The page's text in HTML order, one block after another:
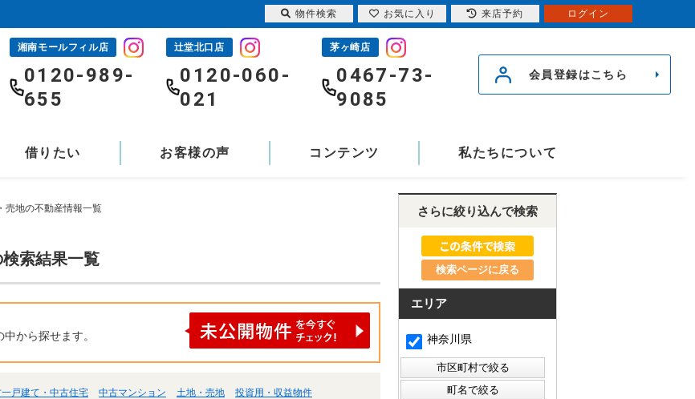
湘南モールフィル店
0120-989-
655
辻堂北口店
0120-060-
021
茅ヶ崎店
0467-73-
9085
会員登録はこちら
借りたい お客様の声 コンテンツ 私たちについて
売地の不動産情報一覧
索結果一覧
中から探せます。
戸建て・中古住宅 中古マンション 土地・売地 投資用・収益物件
さらに絞り込んで検索
検索ページに戻る
エリア
神奈川県
物件検索 お気に入り 来店予約 ログイン